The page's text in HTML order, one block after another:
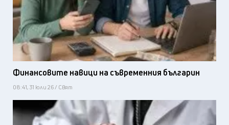
Финансовите навици на съвременния българин
08:41, 31 юли 26 / Свят